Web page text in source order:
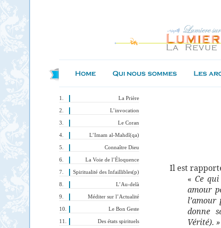
La Prière
L’invocation
Le Coran
L’Imam al-Mahdî(qa)
Connaître Dieu
La Voie de l’Éloquence
Spiritualité des Infaillibles(p)
L’Au-delà
Méditer sur l’Actualité
Le Bon Geste
Des états spirituels
Il est
«Ce
amour
donne
Vérité). »